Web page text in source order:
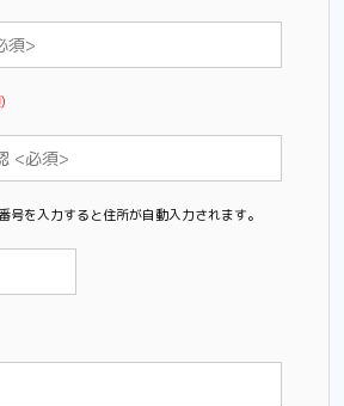
を入力すると住所が自動入力されます。